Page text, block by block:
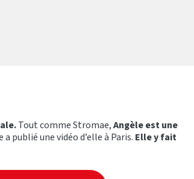
Tout comme Stromae,Angèle est une
publié une vidéo d’elle à Paris. Elle y fait